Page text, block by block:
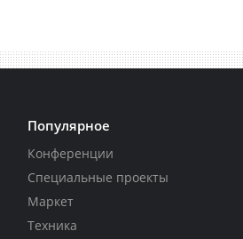
Популярное
Конференции
Специальные проекты
Маркет
Техника